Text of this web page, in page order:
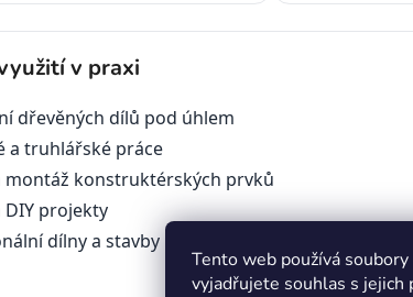
Tento web používá
vyjadřujete souhlas s jejich
v praxi
dřevěných dílů pod úhlem
a truhlářské práce
montáž konstruktérských prvků
DIY projekty
dílny a stavby